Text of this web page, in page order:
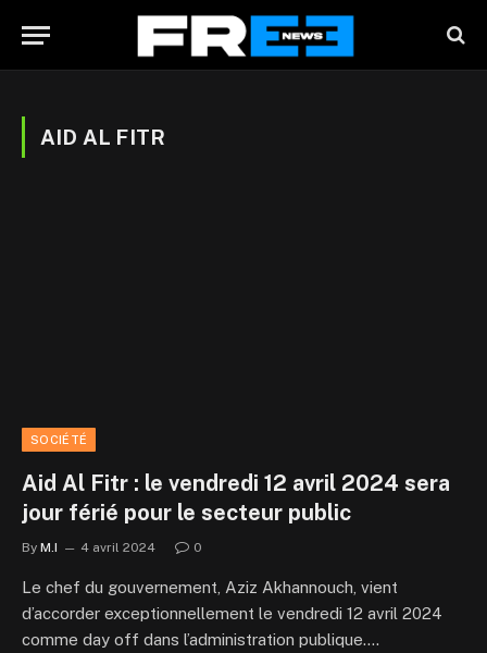
AID AL FITR
SOCIÉTÉ
Aid Al Fitr : le vendredi 12 avril 2024 sera
jour férié pour le secteur public
By M.I 4 avril 2024 0
Le chef du gouvernement, Aziz Akhannouch, vient
d’accorder exceptionnellement le vendredi 12 avril 2024
comme day off dans l’administration publique.…